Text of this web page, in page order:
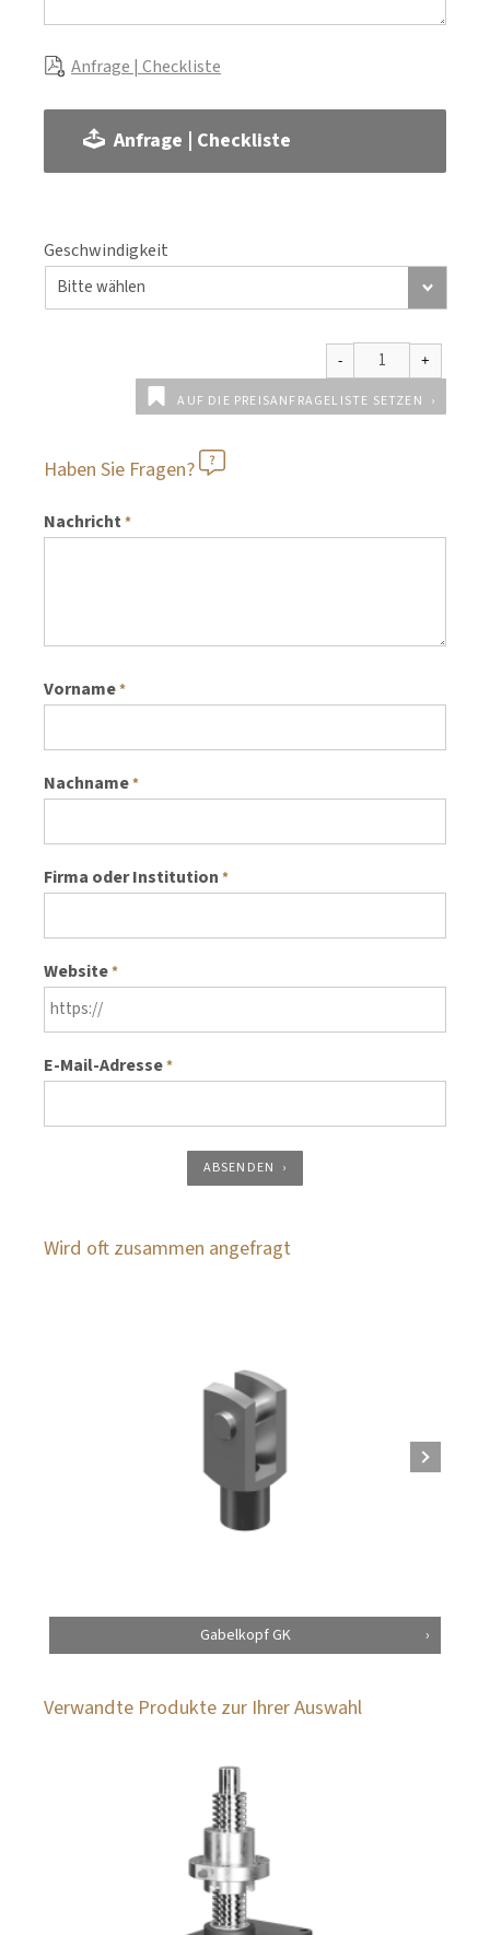
Anfrage | Checkliste
Anfrage | Checkliste
Geschwindigkeit
AUF DIE PREISANFRAGELISTE SETZEN
Haben Sie Fragen?
Nachricht*
Vorname*
Nachname*
Firma oder Institution *
Website*
E-Mail-Adresse*
ABSENDEN
Wird oft zusammen angefragt
Gabelkopf GK
Verwandte Produkte zur Ihrer Auswahl